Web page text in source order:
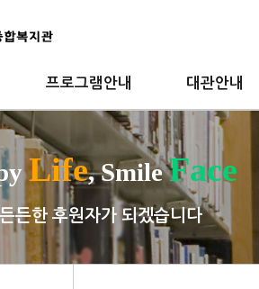
프로그램안내 대관안내
Life, SmileFace
든한 후원자가 되겠습니다